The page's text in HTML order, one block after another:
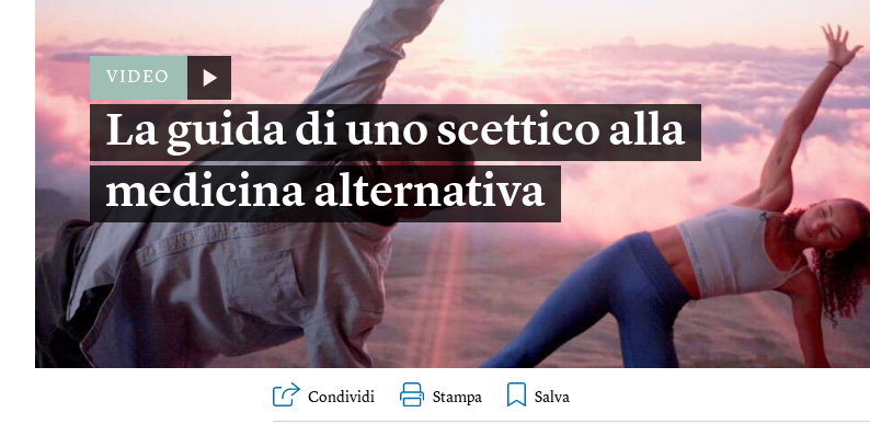
VIDEO
La guida di uno scettico alla
medicina alternativa
Condividi Stampa